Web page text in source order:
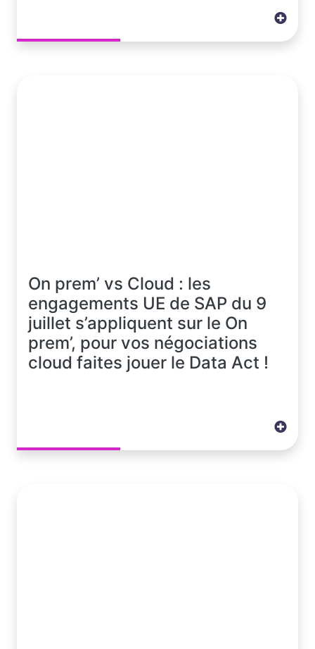
On prem’ vs Cloud : les
engagements UE de SAP du 9
juillet s’appliquent sur le On
prem’, pour vos négociations
cloud faites jouer le Data Act !